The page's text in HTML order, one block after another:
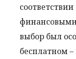
выбор был
бесплатном